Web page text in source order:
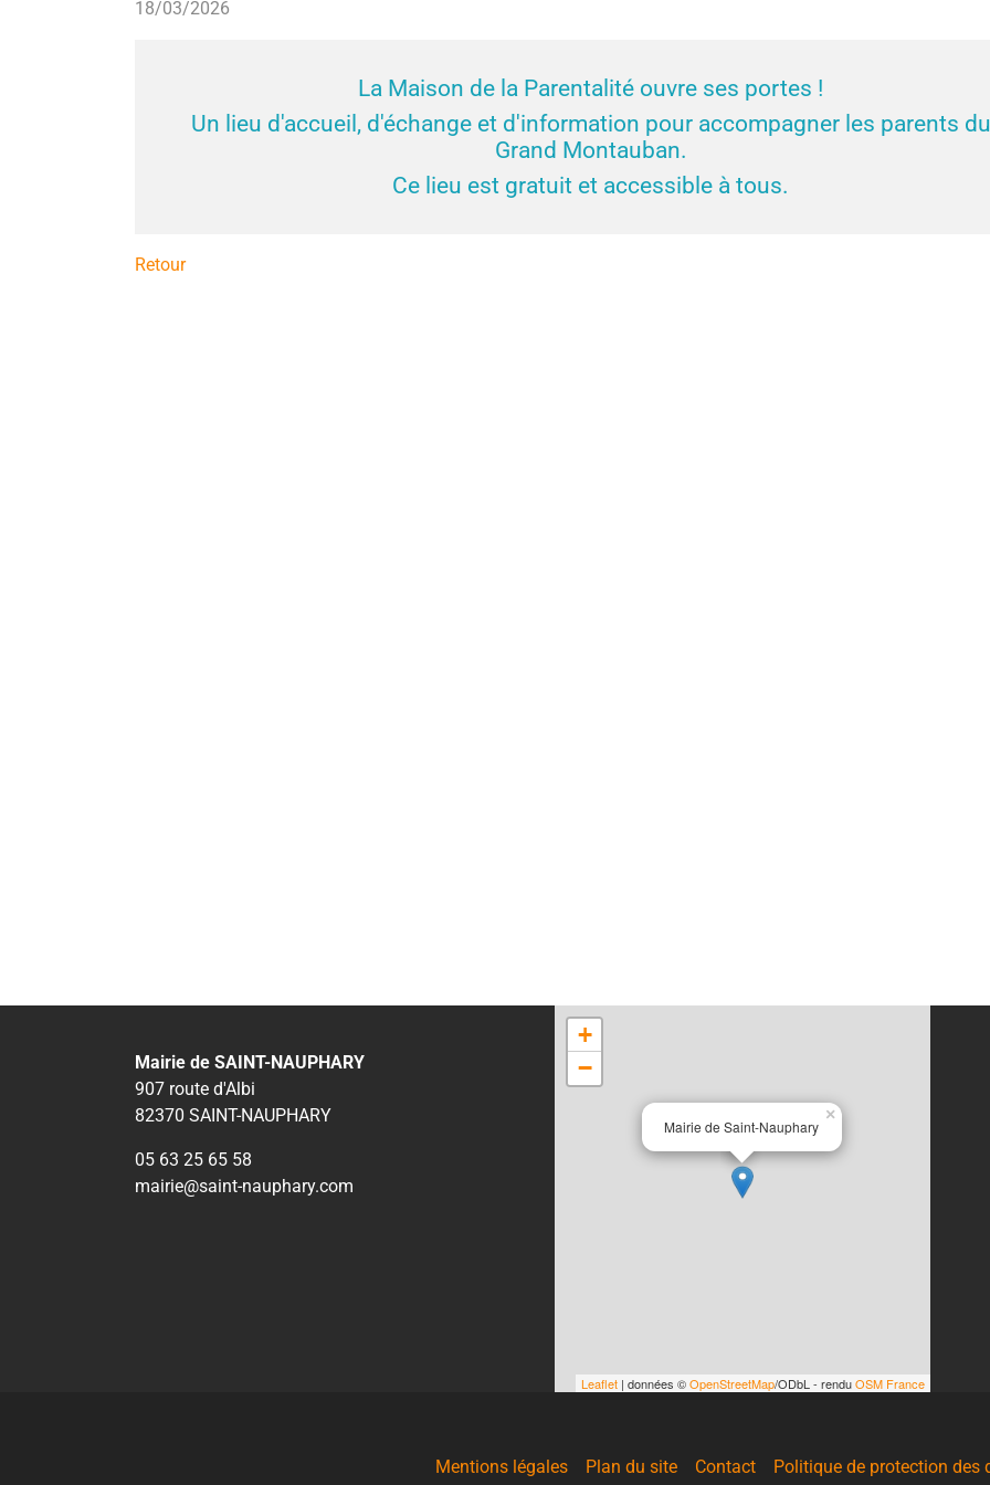
18/03/2026
La Maison de la Parentalité ouvre ses portes !
Un lieu d'accueil, d'échange et d'information pour accompagner les parents du
Grand Montauban.
Ce lieu est gratuit et accessible à tous.
Retour
Mairie de SAINT-NAUPHARY
907 route d'Albi
82370 SAINT-NAUPHARY
05 63 25 65 58
mairie@saint-nauphary.com
Mairie de Saint-Nauphary
×
+
−
Leaflet | données ©OpenStreetMap/ODbL - renduOSM France
Mentions légales Plan du site Contact Politique de protection des